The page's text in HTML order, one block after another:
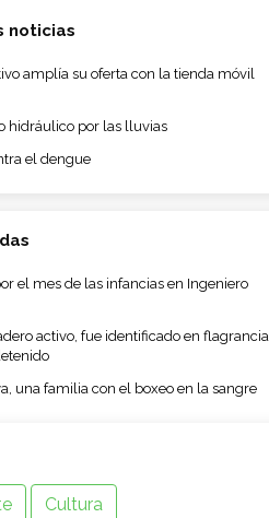
noticias
amplía su oferta con la tienda móvil
hidráulico por las lluvias
el dengue
el mes de las infancias en Ingeniero
activo, fue identificado en flagrancia
una familia con el boxeo en la sangre
Cultura